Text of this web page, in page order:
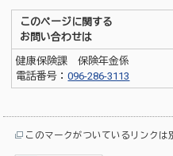
このページに関する
お問い合わせは
健康保険課 保険年金係
電話番号：096-286-3113
このマークがついているリンクは